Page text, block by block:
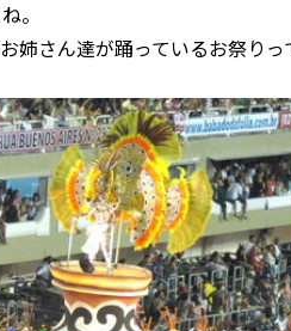
。
姉さん達が踊っているお祭り